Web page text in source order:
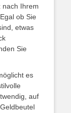
nach Ihrem
ob Sie
etwas
Sie
es
auf